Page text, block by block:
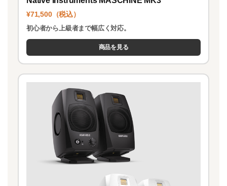
¥71,500（税込）
初心者から上級者まで幅広く対応。
商品を見る